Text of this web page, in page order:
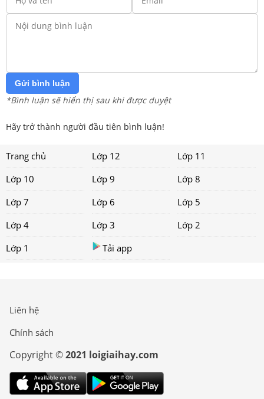
Gửi bình luận
*Bình luận sẽ hiển thị sau khi được duyệt
Hãy trở thành người đầu tiên bình luận!
Trang chủ Lớp 12
Lớp 11
Lớp 10
Lớp 9
Lớp 8
Lớp 7
Lớp 6
Lớp 5
Lớp 4
Lớp 3
Lớp 2
Lớp 1
Tải app
Liên hệ
Chính sách
Copyright ©2021 loigiaihay.com